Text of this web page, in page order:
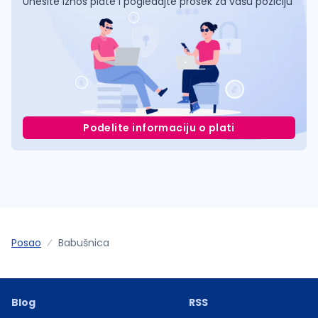
Podelite informaciju o plati
Posao Babušnica
Blog
RSS